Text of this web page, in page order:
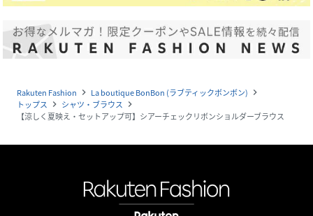
Rakuten Fashion navigate_next La boutique BonBon (ラブティックボンボン) navigate_next
トップス navigate_next シャツ・ブラウス navigate_next
【涼しく夏映え・セットアップ可】シアーチェックリボンショルダーブラウス